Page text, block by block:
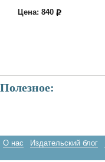
Цена: 840
Полезное:
О нас Издательский блог